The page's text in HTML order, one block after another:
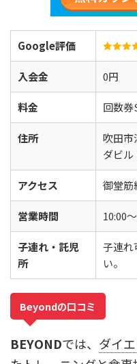
Google評価
入会金 0円
料金 回数
住所
吹田市
ダビル
アクセス 御堂筋
営業時間 10:00
子連れ・託児
所
子連れ
い。
Beyondの口コミ
BEYONDでは、 ダイ